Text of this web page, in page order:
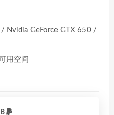
/ Nvidia GeForce GTX 650 /
用空间